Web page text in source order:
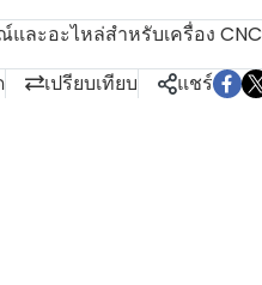
และอะไหล่สำหรับเครื่อง CNC
เปรียบเทียบ แชร์